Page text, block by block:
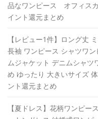
品なワンピース オフィス
イント還元まとめ
【レビュー1件】ロング丈
長袖 ワンピース シャツワ
ムジャケット デニムシャツ
め ゆったり 大きいサイズ
ント還元まとめ
【夏ドレス】花柄ワンピー